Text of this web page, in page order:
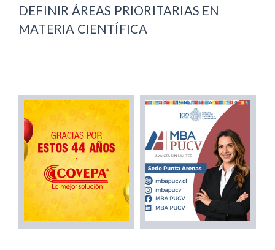
DEFINIR ÁREAS PRIORITARIAS EN
MATERIA CIENTÍFICA